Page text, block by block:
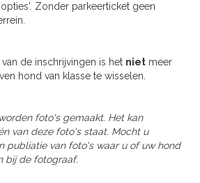
Zonder parkeerticket geen
van de inschrijvingen is het niet meer
hond van klasse te wisselen.
foto's gemaakt. Het kan
van deze foto's staat. Mocht u
publiatie van foto's waar u of uw hond
bij de fotograaf.